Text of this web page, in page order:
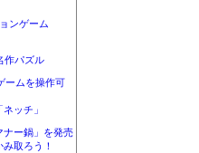
ンゲーム
作パズル
ームを操作可
ッチ」
ナー鍋」を発売
取ろう！